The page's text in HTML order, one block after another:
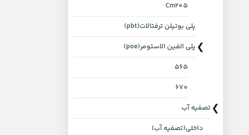
Cm205
پلی بوتیلن ترفتالات(pbt)
پلی الفین الاستومر(poe)
565
670
تصفیه آب
داخلی(تصفیه آب)